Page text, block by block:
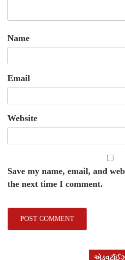
Name
Email
Website
Save my name, email, and
the next time I comment.